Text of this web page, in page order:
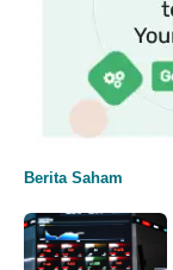
Berita Saham